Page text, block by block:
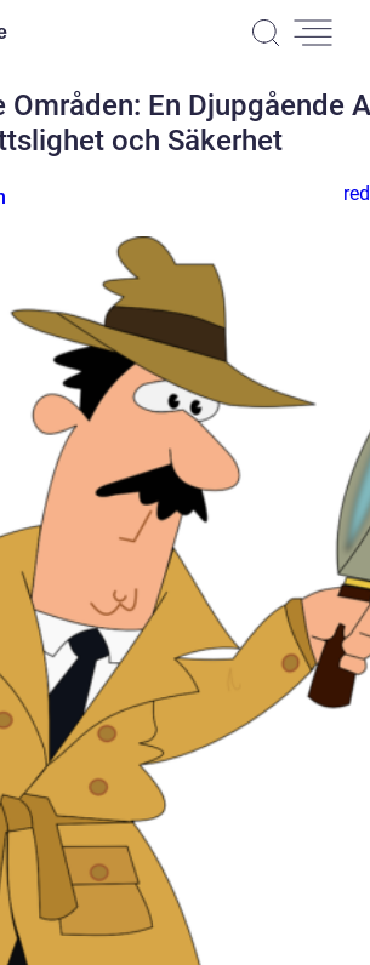
En Djupgående
och Säkerhet